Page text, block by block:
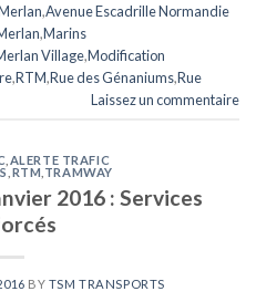
,Avenue Escadrille Normandie
,Marins
Village,Modification
,RTM,Rue des Génaniums,Rue
Laissez un commentaire
ALERTE TRAFIC
RTM TRAMWAY
2016 : Services
BY TSM TRANSPORTS